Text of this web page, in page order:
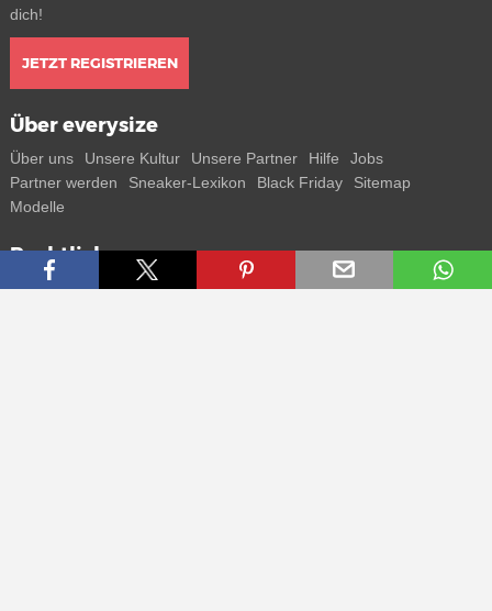
dich!
JETZT REGISTRIEREN
Über everysize
Über uns Unsere Kultur Unsere Partner Hilfe
Jobs
Partner werden
Sneaker-Lexikon Black Friday
Sitemap
Modelle
Rechtliches
AGB Datenschutz Impressum Kontakt